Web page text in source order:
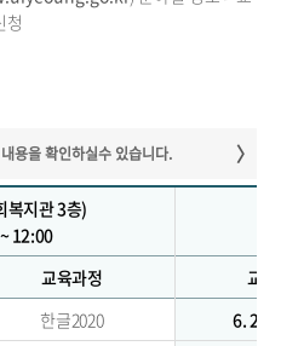
청
복지관 3층)
12:00
교육과정
교
한글2020 6.